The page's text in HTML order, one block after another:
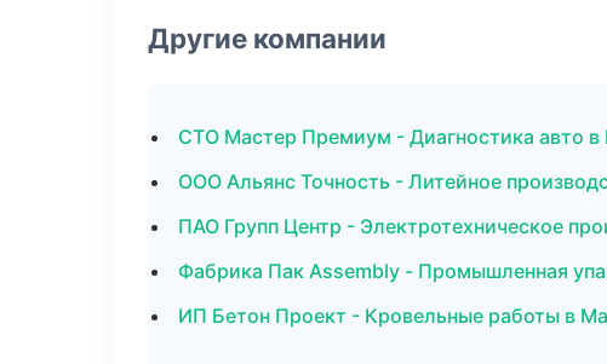
Другие компании
СТО Мастер Премиум - Диагностика авто в
ООО Альянс Точность - Литейное
ПАО Групп Центр - Электротехническое
Фабрика Пак Assembly - Промышленная
ИП Бетон Проект - Кровельные работы в